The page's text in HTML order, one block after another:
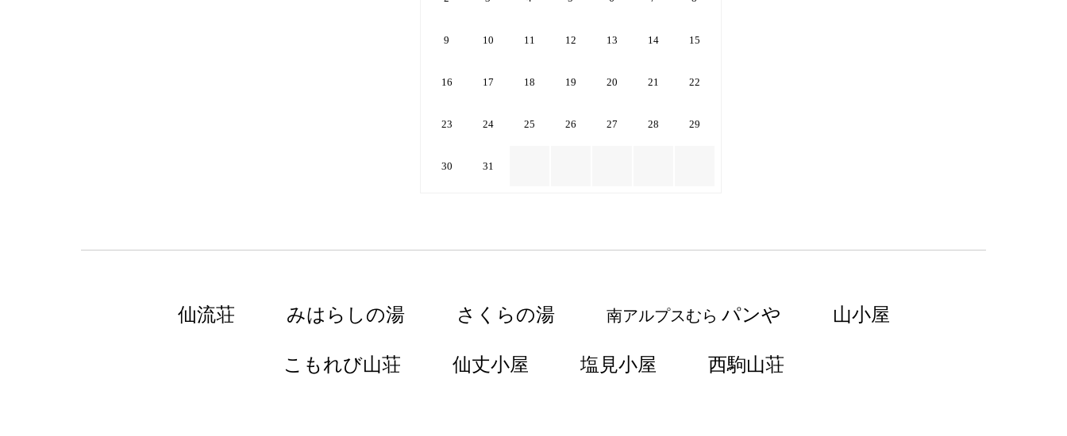
9 10 11 12 13 14 15
16 17 18 19 20 21 22
23 24 25 26 27 28 29
30 31
仙流荘 みはらしの湯 さくらの湯 南アルプスむら パンや 山小屋
こもれび山荘 仙丈小屋 塩見小屋 西駒山荘